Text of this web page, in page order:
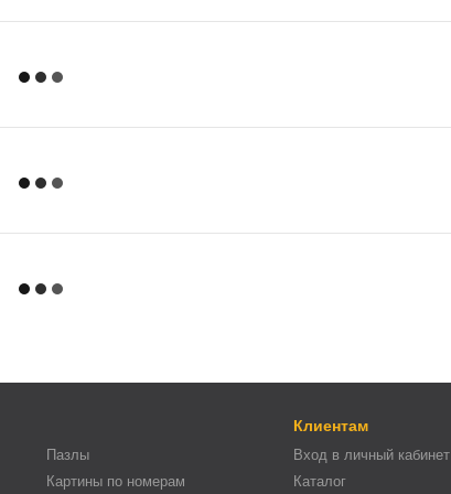
Пазлы
Картины по номерам
Клиентам
Вход в личный кабинет
Каталог